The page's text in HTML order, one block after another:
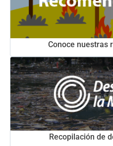
Conoce nuestras
Recopilación de